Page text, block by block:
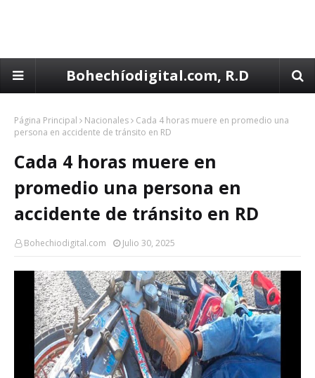
Bohechíodigital.com, R.D
Página Principal Nacionales
Cada 4 horas muere en promedio una
persona en accidente de tránsito en RD
Cada 4 horas muere en
promedio una persona en
accidente de tránsito en RD
Bohechiodigital.com Julio 30, 2025